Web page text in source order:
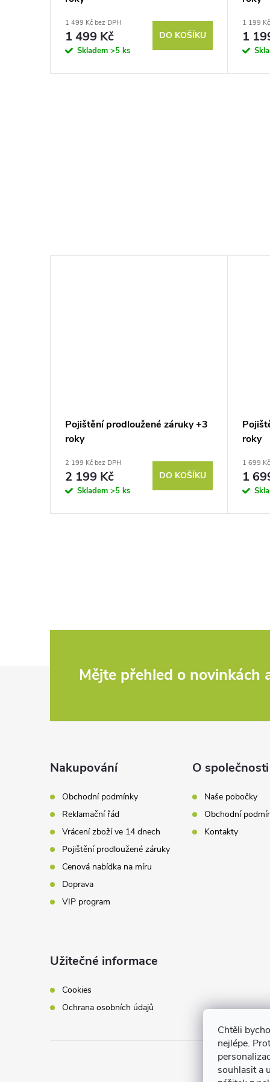
Chtěli
nejlépe.
souhlasit a
1 499 Kč bez DPH
1 499 Kč
Skladem >5 ks
DO KOŠÍKU
1 199
1
Pojištění prodloužené záruky +3
roky
2 199 Kč bez DPH
2 199 Kč
Skladem >5 ks
DO KOŠÍKU
roky
1 699
1
á
í
r
v
k
y
v
ý
s
u
Mějte přehled o novinkách
Nakupování
Obchodní podmínky
Reklamační řád
Vrácení zboží ve 14 dnech
Pojištění prodloužené záruky
Cenová nabídka na míru
Doprava
VIP program
O společnosti
Naše pobočky
Obchodní
Kontakty
Užitečné informace
Cookies
Ochrana osobních údajů